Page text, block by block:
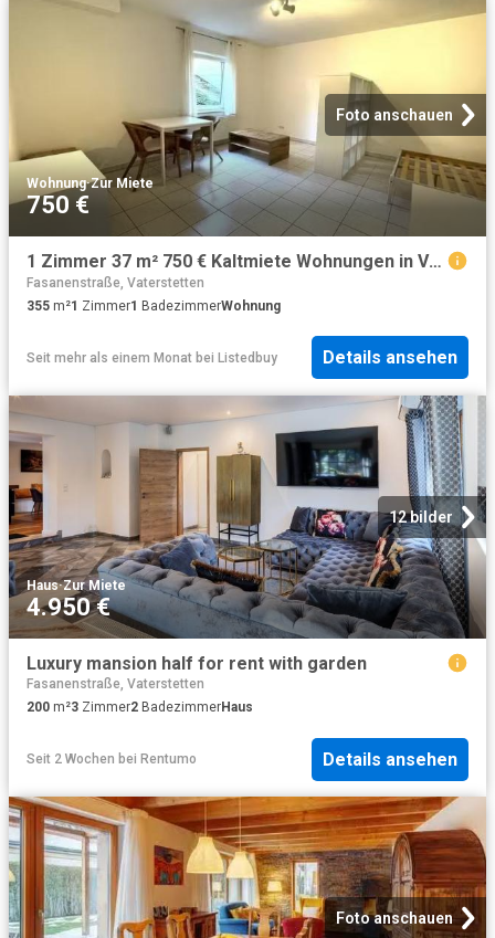
Foto anschauen
Wohnung·Zur Miete
750 €
1 Zimmer 37 m² 750 € Kaltmiete Wohnungen in Vaterstetten
Fasanenstraße, Vaterstetten
355 m²1 Zimmer1 BadezimmerWohnung
Seit mehr als einem Monat bei Listedbuy Details ansehen
12 bilder
Haus·Zur Miete
4.950 €
Luxury mansion half for rent with garden
Fasanenstraße, Vaterstetten
200 m²3 Zimmer2 BadezimmerHaus
Seit 2 Wochen bei Rentumo Details ansehen
Foto anschauen